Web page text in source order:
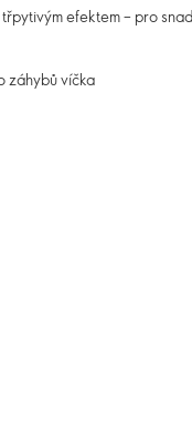
efektem – pro
záhybů víčka